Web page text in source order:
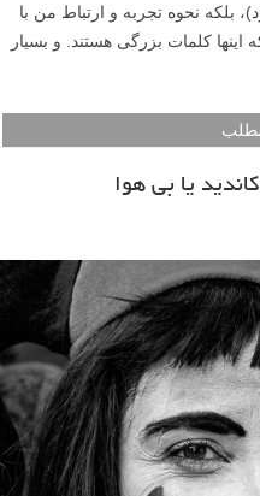
بلکه نحوه تجربه و ارتباط من با
اینها کلمات بزرگی هستند. و بسیار